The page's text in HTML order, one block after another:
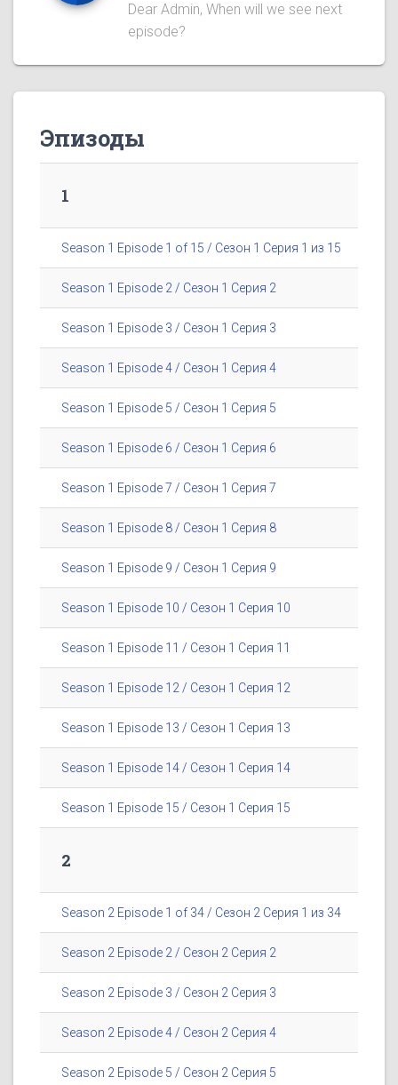
Dear Admin, When will we see next
episode?
Эпизоды
1
Season 1 Episode 1 of 15 / Сезон 1 Серия 1 из 15
Season 1 Episode 2 / Сезон 1 Серия 2
Season 1 Episode 3 / Сезон 1 Серия 3
Season 1 Episode 4 / Сезон 1 Серия 4
Season 1 Episode 5 / Сезон 1 Серия 5
Season 1 Episode 6 / Сезон 1 Серия 6
Season 1 Episode 7 / Сезон 1 Серия 7
Season 1 Episode 8 / Сезон 1 Серия 8
Season 1 Episode 9 / Сезон 1 Серия 9
Season 1 Episode 10 / Сезон 1 Серия 10
Season 1 Episode 11 / Сезон 1 Серия 11
Season 1 Episode 12 / Сезон 1 Серия 12
Season 1 Episode 13 / Сезон 1 Серия 13
Season 1 Episode 14 / Сезон 1 Серия 14
Season 1 Episode 15 / Сезон 1 Серия 15
2
Season 2 Episode 1 of 34 / Сезон 2 Серия 1 из 34
Season 2 Episode 2 / Сезон 2 Серия 2
Season 2 Episode 3 / Сезон 2 Серия 3
Season 2 Episode 4 / Сезон 2 Серия 4
Season 2 Episode 5 / Сезон 2 Серия 5